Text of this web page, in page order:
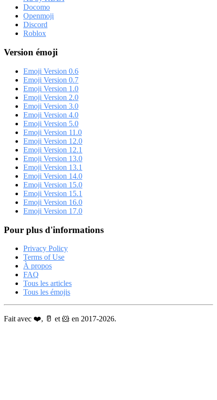
Docomo
Openmoji
Discord
Roblox
Version émoji
Emoji Version 0.6
Emoji Version 0.7
Emoji Version 1.0
Emoji Version 2.0
Emoji Version 3.0
Emoji Version 4.0
Emoji Version 5.0
Emoji Version 11.0
Emoji Version 12.0
Emoji Version 12.1
Emoji Version 13.0
Emoji Version 13.1
Emoji Version 14.0
Emoji Version 15.0
Emoji Version 15.1
Emoji Version 16.0
Emoji Version 17.0
Pour plus d'informations
Privacy Policy
Terms of Use
À propos
FAQ
Tous les articles
Tous les émojis
Fait avec ❤️, 🥛 et 🐹 en 2017-2026.